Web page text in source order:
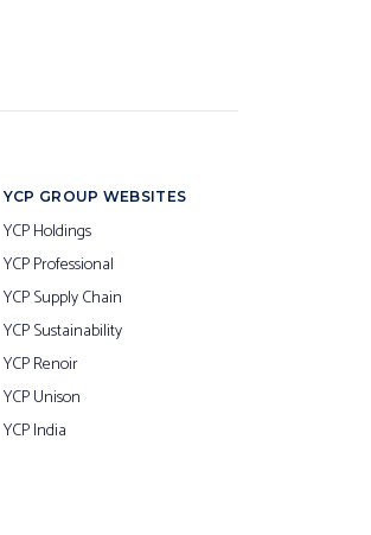
YCP GROUP WEBSITES
YCP Holdings
YCP Professional
YCP Supply Chain
YCP Sustainability
YCP Renoir
YCP Unison
YCP India